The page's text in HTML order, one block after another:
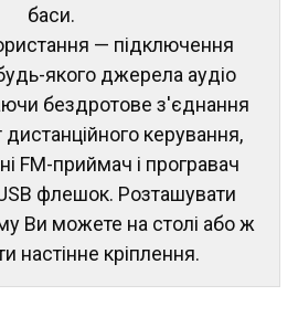
баси.
— підключення
якого джерела аудіо
бездротове з'єднання
керування,
FM-приймач і програвач
флешок. Розташувати
Ви можете на столі або ж
настінне кріплення.